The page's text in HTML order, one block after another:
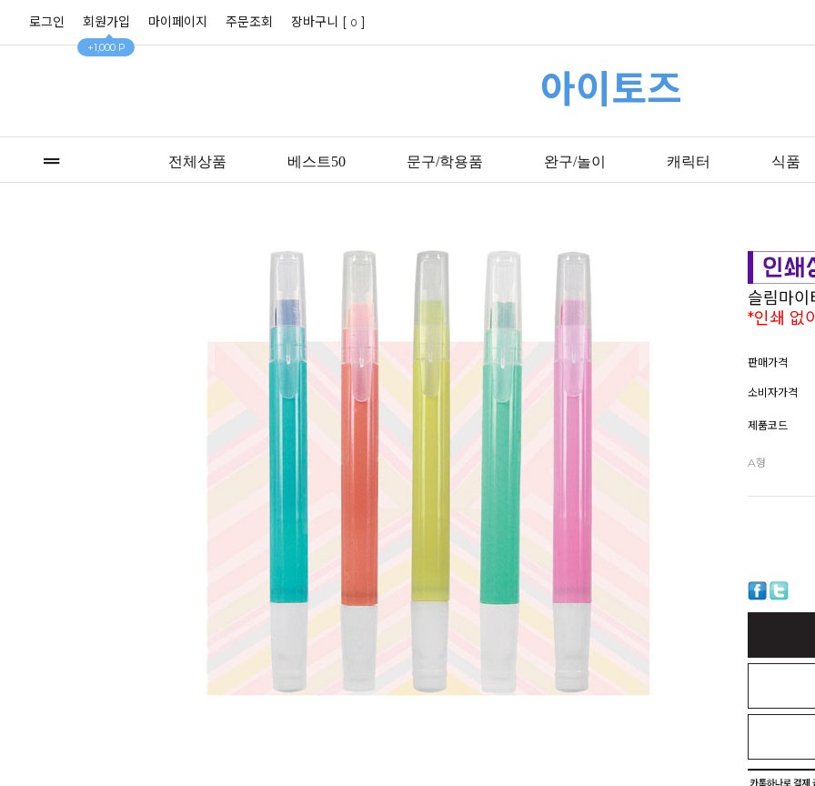
로그인 회원가입
+1,000 P
마이페이지 주문조회 장바구니 [ 0 ]
아이토즈
전체상품 베스트50 문구/학용품 완구/놀이 캐릭터 식품
슬림마
*인쇄 없
판매가격
소비자가격
제품코드
A형